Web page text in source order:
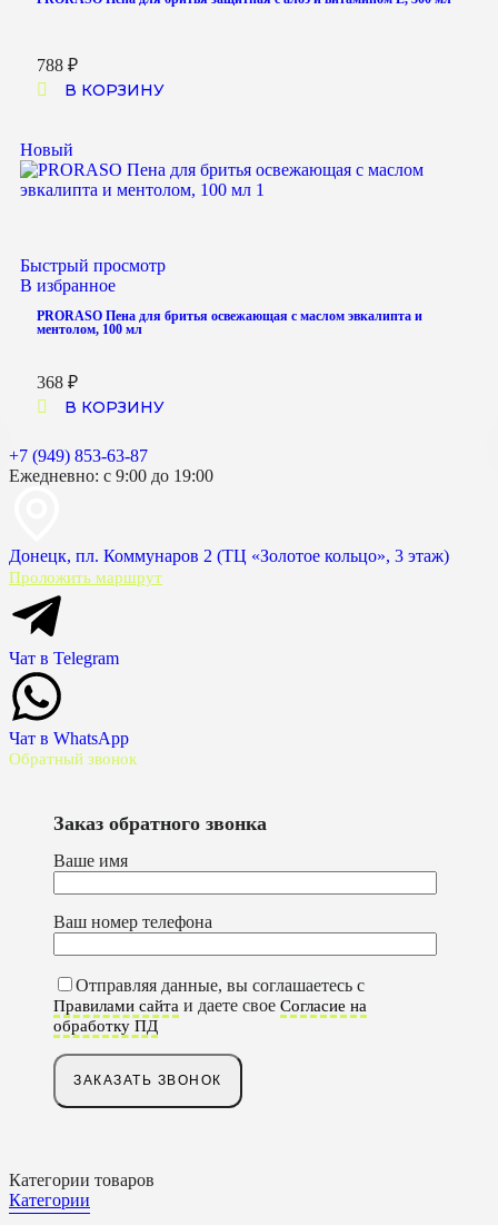
788 ₽
В КОРЗИНУ
Новый
Быстрый просмотр
В избранное
PRORASO Пена для бритья освежающая с маслом эвкалипта и
ментолом, 100 мл
368 ₽
В КОРЗИНУ
+7 (949) 853-63-87
Ежедневно: с 9:00 до 19:00
Донецк, пл. Коммунаров 2 (ТЦ «Золотое кольцо», 3 этаж)
Проложить маршрут
Чат в Telegram
Чат в WhatsApp
Обратный звонок
Заказ обратного звонка
Ваше имя
Ваш номер телефона
Отправляя данные, вы соглашаетесь с
Правилами сайта и даете свое Согласие на
обработку ПД
Категории товаров
Категории